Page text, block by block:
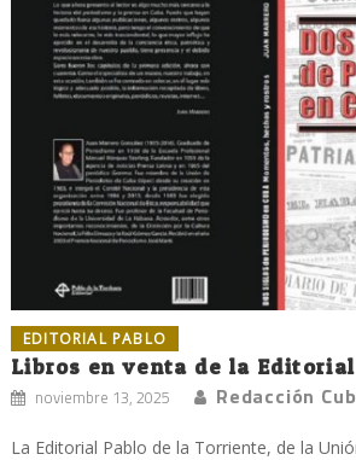
EDITORIAL PABLO
Libros en venta de la
noviembre 13, 2025 Redacción
La Editorial Pablo de la Torriente, de la